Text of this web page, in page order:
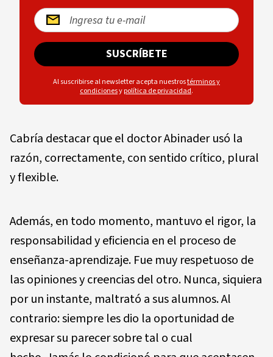
SUSCRÍBETE
Al suscribirse al newsletter acepta nuestrostérminos y
condicionesypolítica de privacidad.
Cabría destacar que el doctor Abinader usó la
razón, correctamente, con sentido crítico, plural
y flexible.
Además, en todo momento, mantuvo el rigor, la
responsabilidad y eficiencia en el proceso de
enseñanza-aprendizaje. Fue muy respetuoso de
las opiniones y creencias del otro. Nunca, siquiera
por un instante, maltrató a sus alumnos. Al
contrario: siempre les dio la oportunidad de
expresar su parecer sobre tal o cual